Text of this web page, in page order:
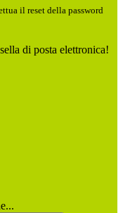
il reset della password
di posta elettronica!